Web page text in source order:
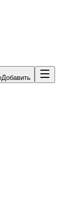
Добавить